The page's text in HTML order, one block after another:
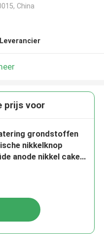
China
prijs voor
grondstoffen
nikkelknop
anode nikkel cake